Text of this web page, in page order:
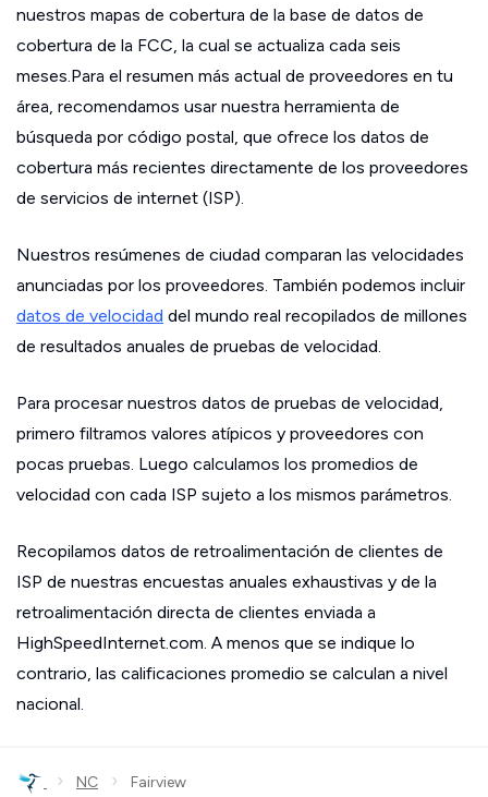
nuestros mapas de cobertura de la base de datos de
cobertura de la FCC, la cual se actualiza cada seis
meses.Para el resumen más actual de proveedores en tu
área, recomendamos usar nuestra herramienta de
búsqueda por código postal, que ofrece los datos de
cobertura más recientes directamente de los proveedores
de servicios de internet (ISP).
Nuestros resúmenes de ciudad comparan las velocidades
anunciadas por los proveedores. También podemos incluir
datos de velocidad del mundo real recopilados de millones
de resultados anuales de pruebas de velocidad.
Para procesar nuestros datos de pruebas de velocidad,
primero filtramos valores atípicos y proveedores con
pocas pruebas. Luego calculamos los promedios de
velocidad con cada ISP sujeto a los mismos parámetros.
Recopilamos datos de retroalimentación de clientes de
ISP de nuestras encuestas anuales exhaustivas y de la
retroalimentación directa de clientes enviada a
HighSpeedInternet.com. A menos que se indique lo
contrario, las calificaciones promedio se calculan a nivel
nacional.
› NC › Fairview